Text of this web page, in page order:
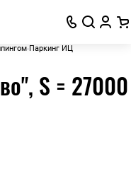
Паркинг ИЦ
S = 27000